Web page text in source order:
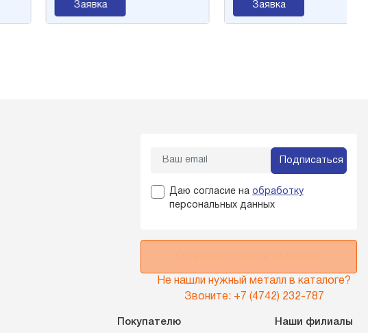
Заявка Заявка
Покупателю Наши филиалы
Подписаться
Даю согласие на обработку
персональных данных
Не нашли нужный металл в каталоге?
Звоните: +7 (4742) 232-787